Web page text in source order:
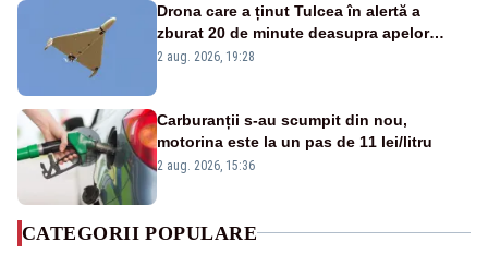
Drona care a ținut Tulcea în alertă a
zburat 20 de minute deasupra apelor
României. Au fost ridicate două F-16
2 aug. 2026, 19:28
Carburanții s-au scumpit din nou,
motorina este la un pas de 11 lei/litru
2 aug. 2026, 15:36
CATEGORII POPULARE